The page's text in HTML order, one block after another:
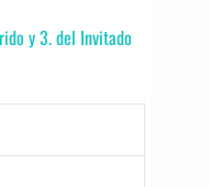
y 3. del Invitado